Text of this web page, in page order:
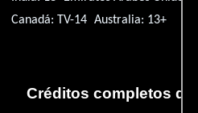
Canadá: TV-14 Australia: 13+
Créditos completos de